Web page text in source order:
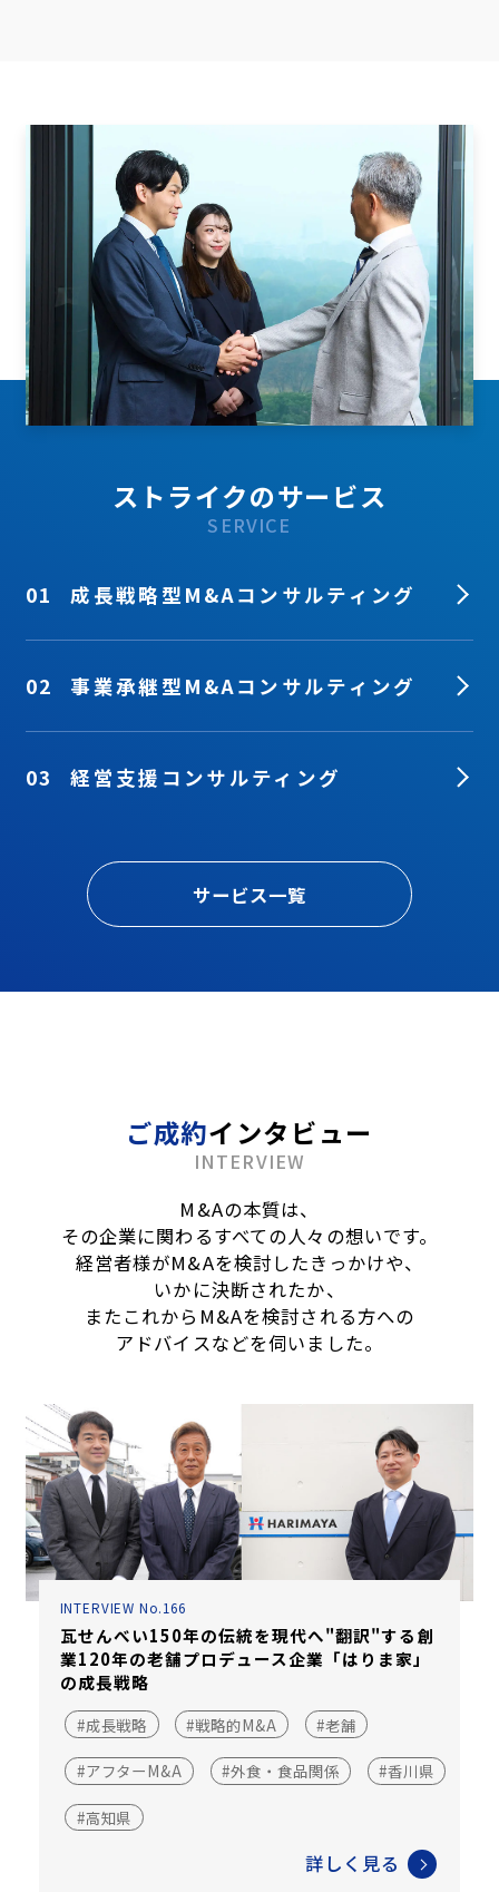
ストライクのサービス
SERVICE
01 成長戦略型M&Aコンサルティング
02 事業承継型M&Aコンサルティング
03 経営支援コンサルティング
サービス一覧
ご成約インタビュー
INTERVIEW
M&Aの本質は、
その企業に関わるすべての人々の想いです。
経営者様がM&Aを検討したきっかけや、
いかに決断されたか、
またこれからM&Aを検討される方への
アドバイスなどを伺いました。
INTERVIEW No.166
瓦せんべい150年の伝統を現代へ"翻訳"する――創
業120年の老舗プロデュース企業「はりま家」
の成長戦略
#成長戦略 #戦略的M&A #老舗
#アフターM&A #外食・食品関係 #香川県
#高知県
詳しく見る